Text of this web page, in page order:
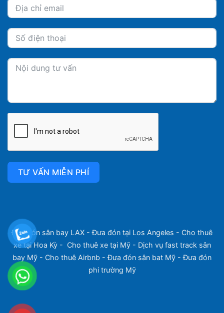
TƯ VẤN MIỄN PHÍ
Đưa đón sân bay LAX -Đưa đón tại Los Angeles - Cho thuê
xe tại Hoa Kỳ- Cho thuê xe tại Mỹ- Dịch vụ fast track sân
bay Mỹ - Cho thuê Airbnb -Đưa đón sân bat Mỹ -Đưa đón
phi trường Mỹ